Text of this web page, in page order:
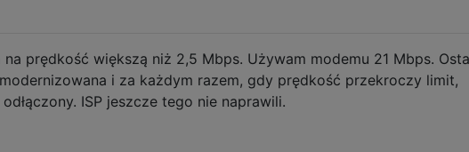
na prędkość większą niż 2,5 Mbps. Używam modemu 21 Mbps.
i za każdym razem, gdy prędkość przekroczy limit,
ISP jeszcze tego nie naprawili.